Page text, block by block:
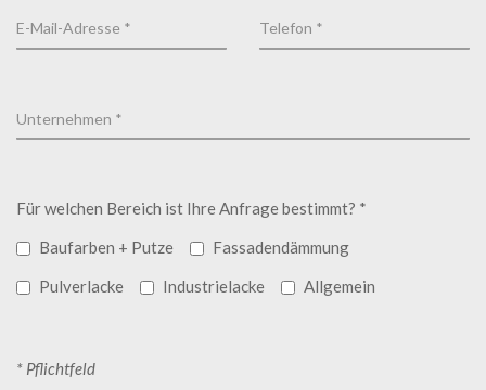
Für welchen Bereich ist Ihre Anfrage bestimmt? *
Baufarben + Putze
Fassadendämmung
Pulverlacke
Industrielacke Allgemein
* Pflichtfeld